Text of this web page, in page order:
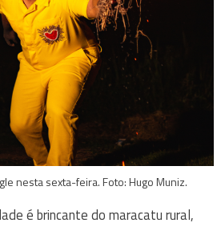
nesta sexta-feira. Foto: Hugo Muniz.
é brincante do maracatu rural,